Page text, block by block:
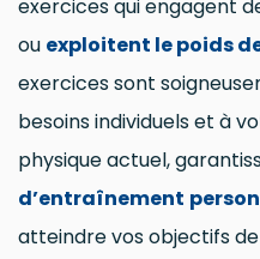
exercices qui engagent
ou exploitent le poids
exercices sont
besoins individuels et à
physique actuel,
d’entraînement
atteindre vos objectifs